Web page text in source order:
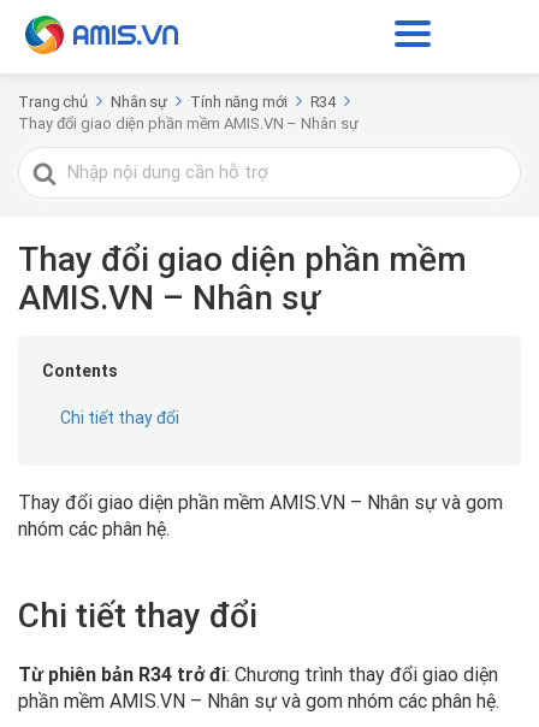
Trang chủ Nhân sự Tính năng mới
R34
Thay đổi giao diện phần mềm AMIS.VN – Nhân sự
Tìm
kiếm
Thay đổi giao diện phần mềm
AMIS.VN – Nhân sự
Contents
Chi tiết thay đổi
Thay đổi giao diện phần mềm AMIS.VN – Nhân sự và gom
nhóm các phân hệ.
Chi tiết thay đổi
Từ phiên bản R34 trở đi: Chương trình thay đổi giao diện
phần mềm AMIS.VN – Nhân sự và gom nhóm các phân hệ.